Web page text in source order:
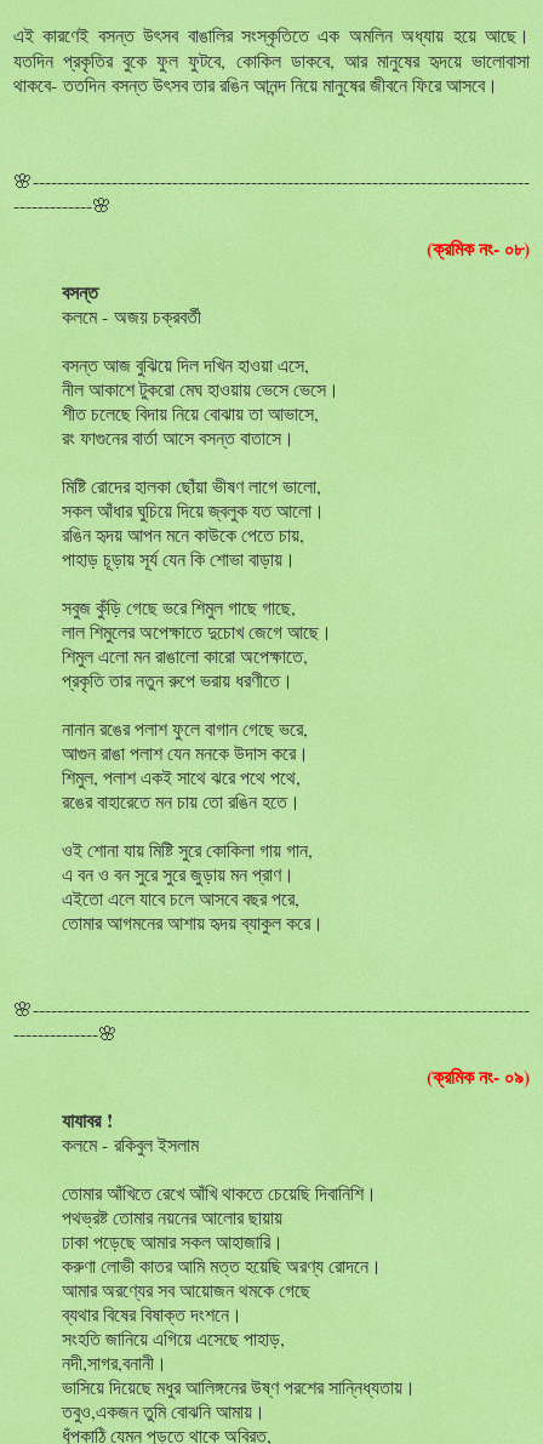
এই কারণেই বসন্ত উৎসব বাঙালির সংস্কৃতিতে এক অমলিন অধ্যায় হয়ে আছে।
যতদিন প্রকৃতির বুকে ফুল ফুটবে, কোকিল ডাকবে, আর মানুষের হৃদয়ে ভালোবাসা
থাকবে-ততদিন বসন্তউৎসবতাররঙিনআনন্দনিয়েমানুষেরজীবনেফিরেআসবে।
🌸----------------------------------------------------------------------------------
-------------🌸
(ক্রমিক নং- ০৮)
বসন্ত
কলমে - অজয় চক্রবর্তী
বসন্ত আজ বুঝিয়ে দিল দখিন হাওয়া এসে,
নীল আকাশে টুকরো মেঘ হাওয়ায় ভেসে ভেসে।
শীত চলেছে বিদায় নিয়ে বোঝায় তা আভাসে,
রং ফাগুনের বার্তা আসে বসন্ত বাতাসে।
মিষ্টি রোদের হালকা ছোঁয়া ভীষণ লাগে ভালো,
সকল আঁধার ঘুচিয়ে দিয়ে জ্বলুক যত আলো।
রঙিন হৃদয় আপন মনে কাউকে পেতে চায়,
পাহাড় চূড়ায় সূর্য যেন কি শোভা বাড়ায়।
সবুজ কুঁড়ি গেছে ভরে শিমুল গাছে গাছে,
লাল শিমুলের অপেক্ষাতে দুচোখ জেগে আছে।
শিমুল এলো মন রাঙালো কারো অপেক্ষাতে,
প্রকৃতি তার নতুন রুপে ভরায় ধরণীতে।
নানান রঙের পলাশ ফুলে বাগান গেছে ভরে,
আগুন রাঙা পলাশ যেন মনকে উদাস করে।
শিমুল, পলাশ একই সাথে ঝরে পথে পথে,
রঙের বাহারেতে মন চায় তো রঙিন হতে।
ওই শোনা যায় মিষ্টি সুরে কোকিলা গায় গান,
এ বন ও বন সুরে সুরে জুড়ায় মন প্রাণ।
এইতো এলে যাবে চলে আসবে বছর পরে,
তোমার আগমনের আশায় হৃদয় ব্যাকুল করে।
🌸----------------------------------------------------------------------------------
--------------🌸
(ক্রমিক নং- ০৯)
যাযাবর !
কলমে - রকিবুলইসলাম
তোমারআঁখিতেরেখেআঁখিথাকতেচেয়েছিদিবানিশি।
পথভ্রষ্টতোমারনয়নেরআলোরছায়ায়
ঢাকাপড়েছেআমারসকলআহাজারি।
করুণালোভীকাতরআমিমত্তহয়েছিঅরণ্যরোদনে।
আমারঅরণ্যেরসবআয়োজনথমকেগেছে
ব্যথারবিষেরবিষাক্তদংশনে।
সংহতিজানিয়েএগিয়েএসেছেপাহাড়,
নদী,সাগর,বনানী।
ভাসিয়েদিয়েছেমধুরআলিঙ্গনেরউষ্ণপরশেরসান্নিধ্যতায়।
তবুও,একজনতুমিবোঝনিআমায়।
ধুঁপকাঠিযেমনপুড়তেথাকেঅবিরত,